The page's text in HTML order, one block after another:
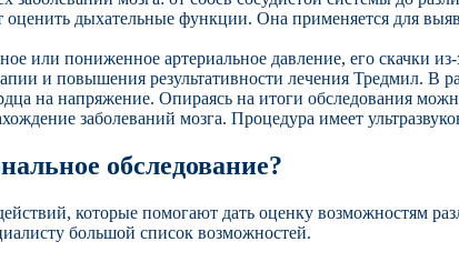
оценить дыхательные функции. Она применяется для
пониженное артериальное давление, его скачки из-
и повышения результативности лечения Тредмил. В
на напряжение. Опираясь на итоги обследования
заболеваний мозга. Процедура имеет
обследование?
которые помогают дать оценку возможностям
большой список возможностей.